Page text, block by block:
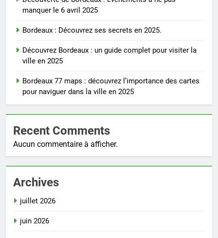
manquer le 6 avril 2025
Bordeaux : Découvrez ses secrets en 2025.
Découvrez Bordeaux : un guide complet pour visiter la
ville en 2025
Bordeaux 77 maps : découvrez l’importance des cartes
pour naviguer dans la ville en 2025
Recent Comments
Aucun commentaire à afficher.
Archives
juillet 2026
juin 2026